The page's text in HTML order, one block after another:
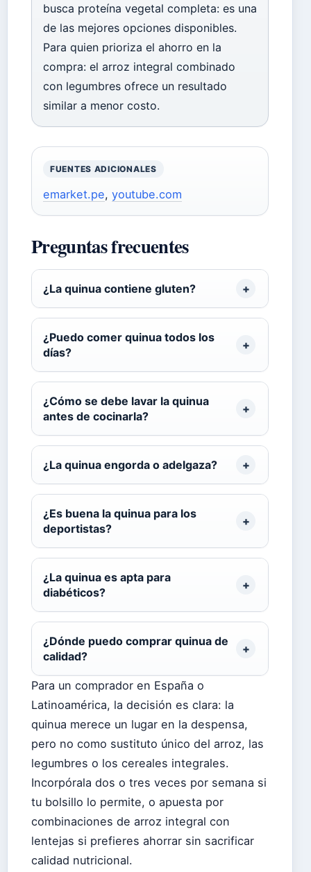
busca proteína vegetal completa: es una
de las mejores opciones disponibles.
Para quien prioriza el ahorro en la
compra: el arroz integral combinado
con legumbres ofrece un resultado
similar a menor costo.
FUENTES ADICIONALES
emarket.pe, youtube.com
Preguntas frecuentes
¿La quinua contiene gluten?
¿Puedo comer quinua todos los
días?
¿Cómo se debe lavar la quinua
antes de cocinarla?
¿La quinua engorda o adelgaza?
¿Es buena la quinua para los
deportistas?
¿La quinua es apta para
diabéticos?
¿Dónde puedo comprar quinua de
calidad?
Para un comprador en España o
Latinoamérica, la decisión es clara: la
quinua merece un lugar en la despensa,
pero no como sustituto único del arroz, las
legumbres o los cereales integrales.
Incorpórala dos o tres veces por semana si
tu bolsillo lo permite, o apuesta por
combinaciones de arroz integral con
lentejas si prefieres ahorrar sin sacrificar
calidad nutricional.